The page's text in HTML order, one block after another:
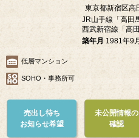
東京都新宿区高
JR山手線「高
西武新宿線「高
低層マンション
SOHO・事務所可